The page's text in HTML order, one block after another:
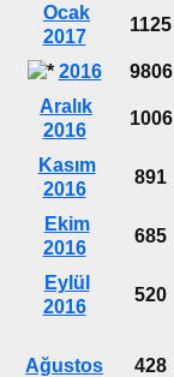
Ocak
2017
1125
2016 9806
Aralık
2016
1006
Kasım
2016
891
Ekim
2016
685
Eylül
2016
520
Ağustos
428